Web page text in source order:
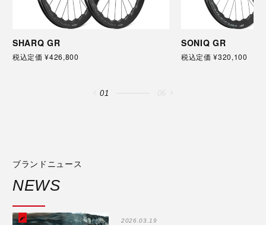
SHARQ GR
税込定価 ¥426,800
SONIQ GR
税込定価 ¥320,100
01
ブランドニュース
NEWS
2026.03.19